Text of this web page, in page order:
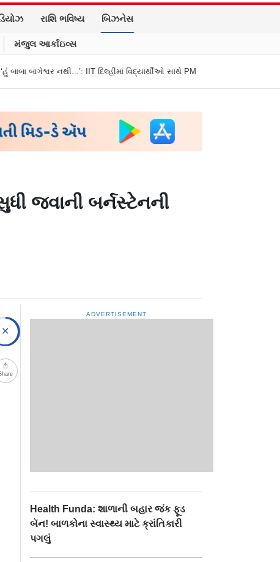
રાશિ ભવિષ્ય બિઝનેસ
મંજુલ આર્કાઇવ્સ
IIT દિલ્હીમાં વિદ્યાર્થીઓ સાથે PM મોદીનો રમુજી સંવાદ
જવાની બર્નસ્ટેનની
ADVERTISEMENT
Health Funda: શાળાની બહાર જંક ફૂડ
બૅન! બાળકોના સ્વાસ્થ્ય માટે ક્રાંતિકારી
પગલું